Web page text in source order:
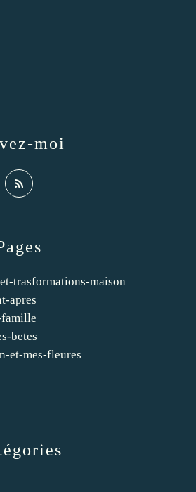
trasformations-maison
apres
betes
et-mes-fleures
moi